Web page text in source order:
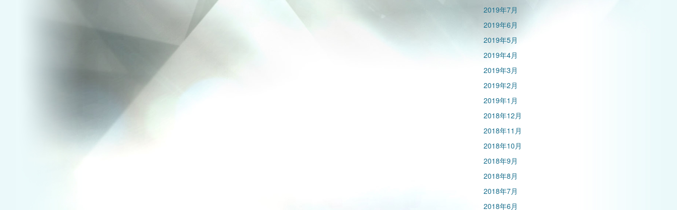
2019年7月
2019年6月
2019年5月
2019年4月
2019年3月
2019年2月
2019年1月
2018年12月
2018年11月
2018年10月
2018年9月
2018年8月
2018年7月
2018年6月